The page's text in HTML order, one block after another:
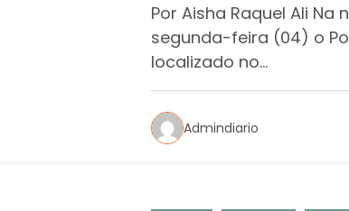
Por Aisha Raquel Ali Na
segunda-feira (04) o
localizado no…
Admindiario